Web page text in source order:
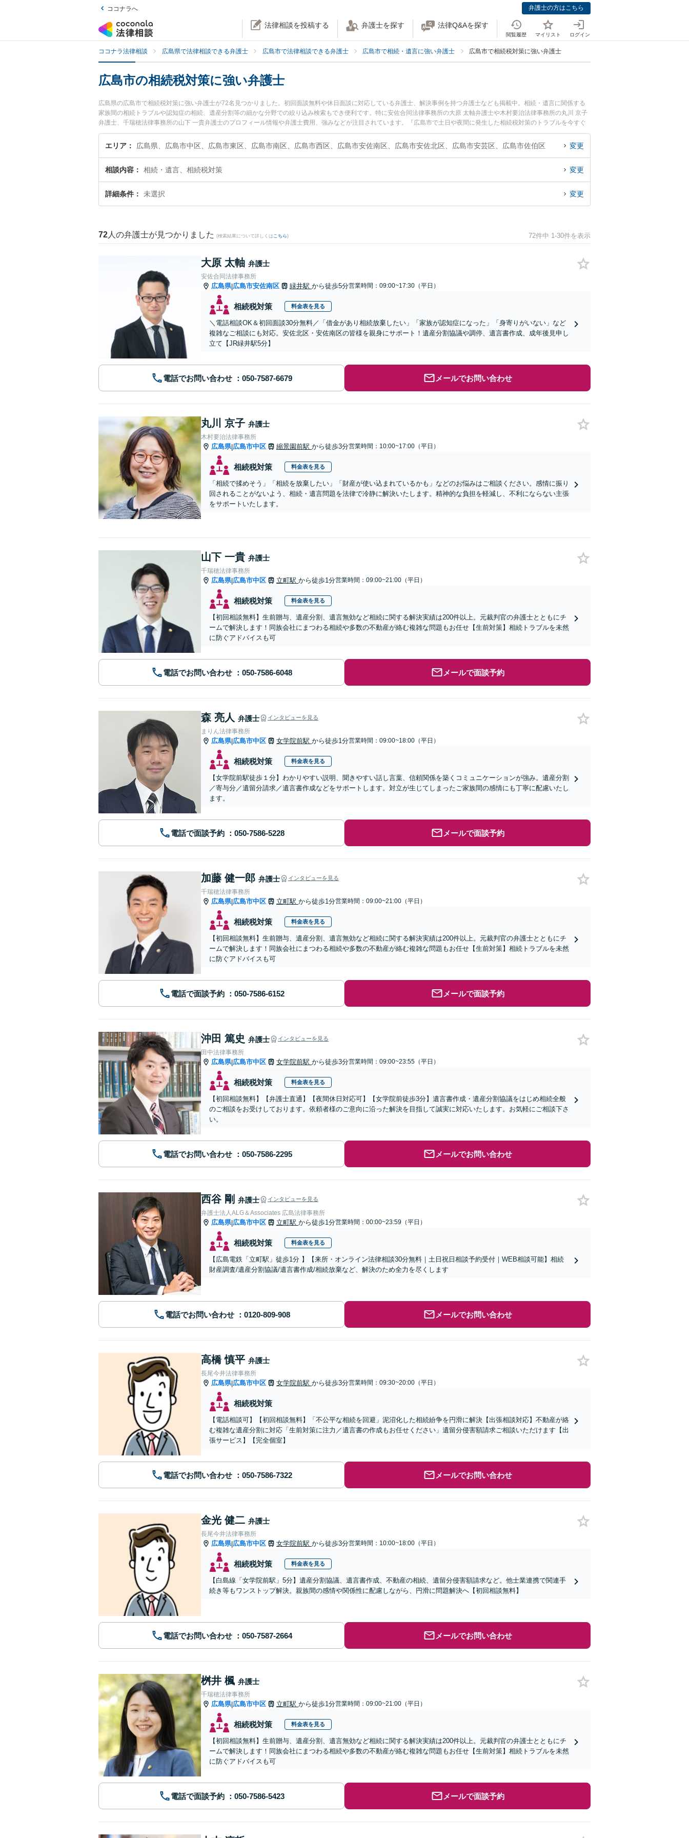
ココナラへ 弁護士の方はこちら
法律相談を投稿する 弁護士を探す 法律Q&Aを探す
閲覧履歴 マイリスト ログイン
ココナラ法律相談 広島県で法律相談できる弁護士 広島市で法律相談できる弁護士 広島市で相続・遺言に強い弁護士 広島市で相続税対策に強い弁護士
広島市の相続税対策に強い弁護士
広島県の広島市で相続税対策に強い弁護士が72名見つかりました。初回面談無料や休日面談に対応している弁護士、解決事例を持つ弁護士なども掲載中。相続・遺言に関係する
家族間の相続トラブルや認知症の相続、遺産分割等の細かな分野での絞り込み検索もでき便利です。特に安佐合同法律事務所の大原 太軸弁護士や木村要治法律事務所の丸川 京子
弁護士、千瑞穂法律事務所の山下 一貴弁護士のプロフィール情報や弁護士費用、強みなどが注目されています。『広島市で土日や夜間に発生した相続税対策のトラブルを今すぐ
に弁護士に相談したい』『相続税対策のトラブル解決の実績豊富な近くの弁護士を検索したい』『初回相談無料で相続税対策を法律相談できる広島市内の弁護士に相談予約した
い』などでお困りの相談者さんにおすすめです。
エリア 広島県、広島市中区、広島市東区、広島市南区、広島市西区、広島市安佐南区、広島市安佐北区、広島市安芸区、広島市佐伯区 変更
相談内容 相続・遺言、相続税対策 変更
詳細条件 未選択 変更
72 人の弁護士が見つかりました (検索結果について詳しくは こちら) 72件中 1-30件を表示
大原 太軸 弁護士
安佐合同法律事務所
広島県|広島市安佐南区 緑井駅 から徒歩5分営業時間：09:00~17:30（平日）
相続税対策 料金表を見る
＼電話相談OK＆初回面談30分無料／「借金があり相続放棄したい」「家族が認知症になった」「身寄りがいない」など
複雑なご相談にも対応。安佐北区・安佐南区の皆様を親身にサポート！遺産分割協議や調停、遺言書作成、成年後見申し
立て【JR緑井駅5分】
電話でお問い合わせ メールでお問い合わせ
丸川 京子 弁護士
木村要治法律事務所
広島県|広島市中区 縮景園前駅 から徒歩3分営業時間：10:00~17:00（平日）
相続税対策 料金表を見る
「相続で揉めそう」「相続を放棄したい」「財産が使い込まれているかも」などのお悩みはご相談ください。感情に振り
回されることがないよう、相続・遺言問題を法律で冷静に解決いたします。精神的な負担を軽減し、不利にならない主張
をサポートいたします。
山下 一貴 弁護士
千瑞穂法律事務所
広島県|広島市中区 立町駅 から徒歩1分営業時間：09:00~21:00（平日）
相続税対策 料金表を見る
【初回相談無料】生前贈与、遺産分割、遺言無効など相続に関する解決実績は200件以上。元裁判官の弁護士とともにチ
ームで解決します！同族会社にまつわる相続や多数の不動産が絡む複雑な問題もお任せ【生前対策】相続トラブルを未然
に防ぐアドバイスも可
電話でお問い合わせ メールで面談予約
森 亮人 弁護士 インタビューを見る
まりん法律事務所
広島県|広島市中区 女学院前駅 から徒歩1分営業時間：09:00~18:00（平日）
相続税対策 料金表を見る
【女学院前駅徒歩１分】わかりやすい説明、聞きやすい話し言葉、信頼関係を築くコミュニケーションが強み。遺産分割
／寄与分／遺留分請求／遺言書作成などをサポートします。対立が生じてしまったご家族間の感情にも丁寧に配慮いたし
ます。
電話で面談予約 メールで面談予約
加藤 健一郎 弁護士 インタビューを見る
千瑞穂法律事務所
広島県|広島市中区 立町駅 から徒歩1分営業時間：09:00~21:00（平日）
相続税対策 料金表を見る
【初回相談無料】生前贈与、遺産分割、遺言無効など相続に関する解決実績は200件以上。元裁判官の弁護士とともにチ
ームで解決します！同族会社にまつわる相続や多数の不動産が絡む複雑な問題もお任せ【生前対策】相続トラブルを未然
に防ぐアドバイスも可
電話で面談予約 メールで面談予約
沖田 篤史 弁護士 インタビューを見る
田中法律事務所
広島県|広島市中区 女学院前駅 から徒歩3分営業時間：09:00~23:55（平日）
相続税対策 料金表を見る
【初回相談無料】【弁護士直通】【夜間休日対応可】【女学院前徒歩3分】遺言書作成・遺産分割協議をはじめ相続全般
のご相談をお受けしております。依頼者様のご意向に沿った解決を目指して誠実に対応いたします。お気軽にご相談下さ
い。
電話でお問い合わせ メールでお問い合わせ
西谷 剛 弁護士 インタビューを見る
弁護士法人ALG＆Associates 広島法律事務所
広島県|広島市中区 立町駅 から徒歩1分営業時間：00:00~23:59（平日）
相続税対策 料金表を見る
【広島電鉄「立町駅」徒歩1分 】【来所・オンライン法律相談30分無料｜土日祝日相談予約受付｜WEB相談可能】相続
財産調査/遺産分割協議/遺言書作成/相続放棄など、解決のため全力を尽くします
電話でお問い合わせ メールでお問い合わせ
高橋 慎平 弁護士
長尾今井法律事務所
広島県|広島市中区 女学院前駅 から徒歩3分営業時間：09:30~20:00（平日）
相続税対策
【電話相談可】【初回相談無料】「不公平な相続を回避」泥沼化した相続紛争を円滑に解決【出張相談対応】不動産が絡
む複雑な遺産分割に対応「生前対策に注力／遺言書の作成もお任せください」遺留分侵害額請求ご相談いただけます【出
張サービス】【完全個室】
電話でお問い合わせ メールでお問い合わせ
金光 健二 弁護士
長尾今井法律事務所
広島県|広島市中区 女学院前駅 から徒歩3分営業時間：10:00~18:00（平日）
相続税対策 料金表を見る
【白島線「女学院前駅」5分】遺産分割協議、遺言書作成、不動産の相続、遺留分侵害額請求など。他士業連携で関連手
続き等もワンストップ解決。親族間の感情や関係性に配慮しながら、円滑に問題解決へ【初回相談無料】
電話でお問い合わせ メールでお問い合わせ
桝井 楓 弁護士
千瑞穂法律事務所
広島県|広島市中区 立町駅 から徒歩1分営業時間：09:00~21:00（平日）
相続税対策 料金表を見る
【初回相談無料】生前贈与、遺産分割、遺言無効など相続に関する解決実績は200件以上。元裁判官の弁護士とともにチ
ームで解決します！同族会社にまつわる相続や多数の不動産が絡む複雑な問題もお任せ【生前対策】相続トラブルを未然
に防ぐアドバイスも可
電話で面談予約 メールで面談予約